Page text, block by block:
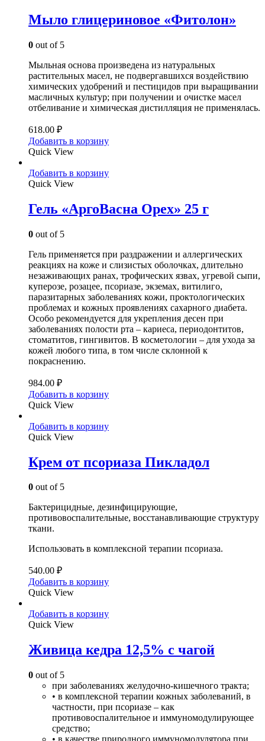
Мыло глицериновое «Фитолон»
0 out of 5
Мыльная основа произведена из натуральных
растительных масел, не подвергавшихся воздействию
химических удобрений и пестицидов при выращивании
масличных культур; при получении и очистке масел
отбеливание и химическая дистилляция не применялась.
618.00 ₽
Добавить в корзину
Quick View
Добавить в корзину
Quick View
Гель «АргоВасна Орех» 25 г
0 out of 5
Гель применяется при раздражении и аллергических
реакциях на коже и слизистых оболочках, длительно
незаживающих ранах, трофических язвах, угревой сыпи,
куперозе, розацее, псориазе, экземах, витилиго,
паразитарных заболеваниях кожи, проктологических
проблемах и кожных проявлениях сахарного диабета.
Особо рекомендуется для укрепления десен при
заболеваниях полости рта – кариеса, периодонтитов,
стоматитов, гингивитов. В косметологии – для ухода за
кожей любого типа, в том числе склонной к
покраснению.
984.00 ₽
Добавить в корзину
Quick View
Добавить в корзину
Quick View
Крем от псориаза Пикладол
0 out of 5
Бактерицидные, дезинфицирующие,
противовоспалительные, восстанавливающие структуру
ткани.
Использовать в комплексной терапии псориаза.
540.00 ₽
Добавить в корзину
Quick View
Добавить в корзину
Quick View
Живица кедра 12,5% с чагой
0 out of 5
при заболеваниях желудочно-кишечного тракта;
• в комплексной терапии кожных заболеваний, в
частности, при псориазе – как
противовоспалительное и иммуномодулирующее
средство;